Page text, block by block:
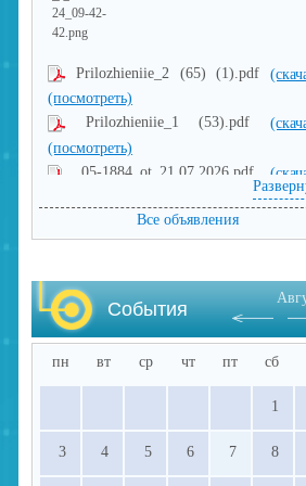
Prilozhieniie_2 (65) (1).pdf
(посмотреть)
Prilozhieniie_1 (53).pdf
(посмотреть)
05-1884_ot_21.07.2026.pdf
Все объявления
События
пн вт ср чт пт сб
1
3 4 5 6 7 8